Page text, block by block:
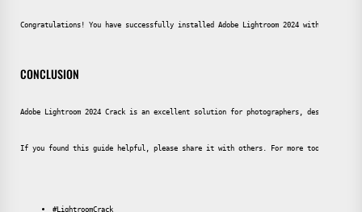
Congratulations! You have successfully installed Adobe Lightroom 2024 with all
CONCLUSION
Adobe Lightroom 2024 Crack is an excellent solution for photographers, designers,
If you found this guide helpful, please share it with others. For more tools and
#LightroomCrack